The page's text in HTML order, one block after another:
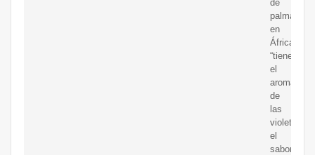
de
palma
en
África
“tiene
el
aroma
de
las
violetas,
el
sabor